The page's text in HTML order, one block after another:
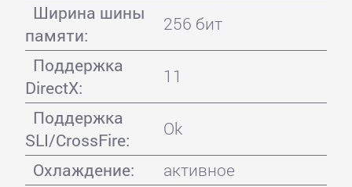
Ширина шины
памяти:
256 бит
Поддержка
DirectX:
11
Поддержка
SLI/CrossFire:
Ok
Охлаждение:
активное